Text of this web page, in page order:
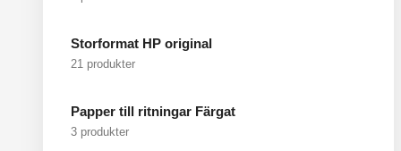
Storformat HP original
21 produkter
Papper till ritningar Färgat
3 produkter